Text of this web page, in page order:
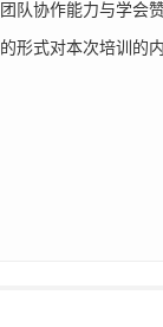
协作能力与学会
形式对本次培训的